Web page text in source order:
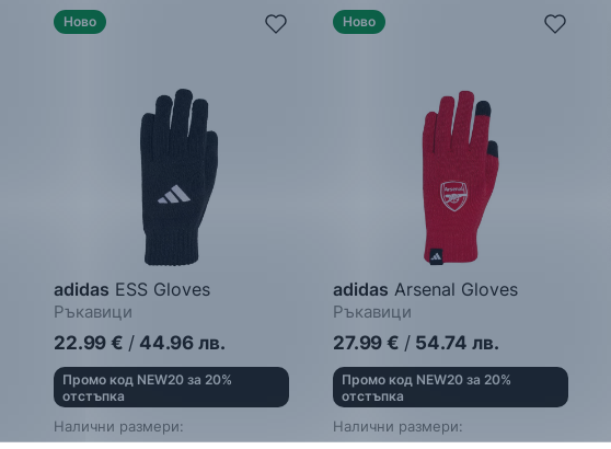
Ново
adidas ESS Gloves
Ръкавици
22.99 € / 44.96 лв.
Промо код NEW20 за 20%
отстъпка
Налични размери:
Ново
adidas Arsenal Gloves
Ръкавици
27.99 € / 54.74 лв.
Промо код NEW20 за 20%
отстъпка
Налични размери: